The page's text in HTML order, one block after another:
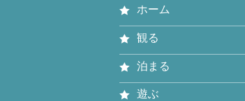
ホーム
観る
泊まる
遊ぶ